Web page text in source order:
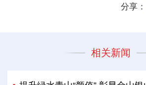
分享：
相关新闻